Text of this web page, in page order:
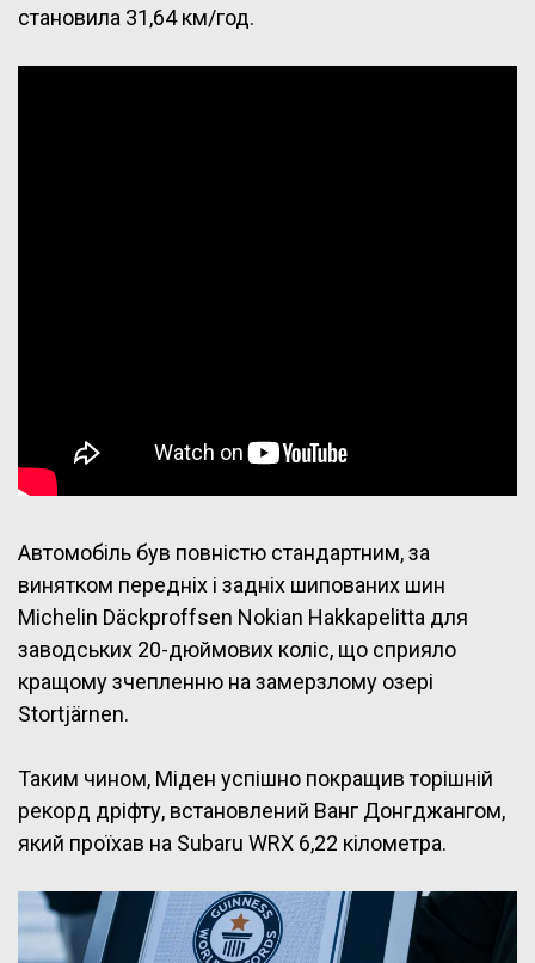
становила 31,64 км/год.
Автомобіль був повністю стандартним, за
винятком передніх і задніх шипованих шин
Michelin Däckproffsen Nokian Hakkapelitta для
заводських 20-дюймових коліс, що сприяло
кращому зчепленню на замерзлому озері
Stortjärnen.
Таким чином, Міден успішно покращив торішній
рекорд дріфту, встановлений Ванг Донгджангом,
який проїхав на Subaru WRX 6,22 кілометра.